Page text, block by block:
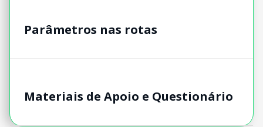
Parâmetros nas rotas
Materiais de Apoio e Questionário